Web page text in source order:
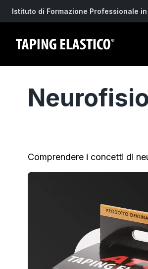
Istituto di Formazione Professionale
Comprendere i concetti di